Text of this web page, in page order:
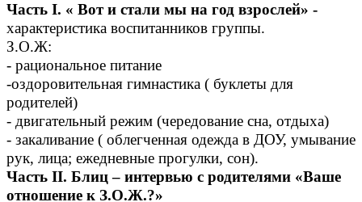
Часть I. « Вот и стали мы на год взрослей» -
характеристика воспитанников группы.
З.О.Ж:
- рациональное питание
-оздоровительная гимнастика ( буклеты для
родителей)
- двигательный режим (чередование сна, отдыха)
- закаливание ( облегченная одежда в ДОУ, умывание
рук, лица; ежедневные прогулки, сон).
Часть II. Блиц – интервью с родителями «Ваше
отношение к З.О.Ж.?»